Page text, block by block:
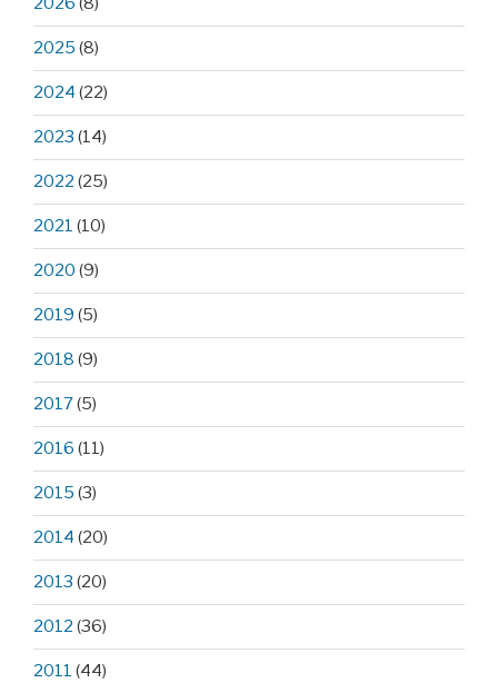
2025 (8)
2024 (22)
2023 (14)
2022 (25)
2021 (10)
2020 (9)
2019 (5)
2018 (9)
2017(5)
2016 (11)
2015 (3)
2014 (20)
2013 (20)
2012 (36)
2011 (44)